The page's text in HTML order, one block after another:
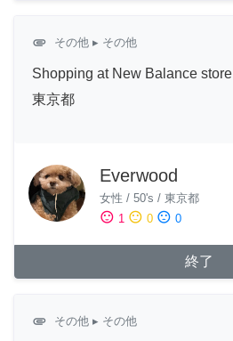
attachment その他 ▸ その他
Shopping at New Balance store
東京都
Everwood
女性 / 50's / 東京都
sentiment_satisfied 1 sentiment_neutral 0 sentiment_dissatisfied 0
終了
attachment その他 ▸ その他